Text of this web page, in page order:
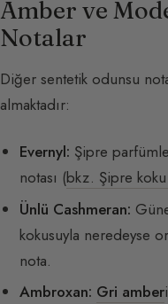
Amber ve
Notalar
Diğer sentetik odunsu
almaktadır:
Evernyl: Şipre
notası (bkz. Şipre
Ünlü Cashmeran:
kokusuyla neredeyse
nota.
Ambroxan: Gri amber